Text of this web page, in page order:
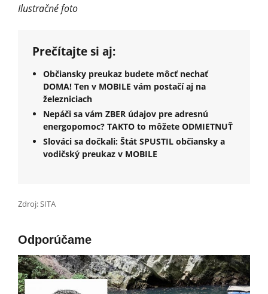
Ilustračné foto
Prečítajte si aj:
Občiansky preukaz budete môcť nechať
DOMA! Ten v MOBILE vám postačí aj na
železniciach
Nepáči sa vám ZBER údajov pre adresnú
energopomoc? TAKTO to môžete ODMIETNUŤ
Slováci sa dočkali: Štát SPUSTIL občiansky a
vodičský preukaz v MOBILE
Zdroj: SITA
Odporúčame